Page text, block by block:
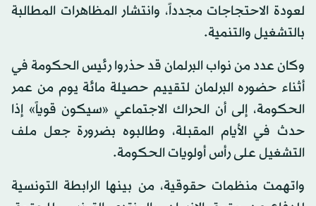
لعودة الاحتجاجات مجدداً، وانتشار المظاهرات المطالبة
بالتشغيل والتنمية.
وكان عدد من نواب البرلمان قد حذروا رئيس الحكومة في
أثناء حضوره البرلمان لتقييم حصيلة مائة يوم من عمر
الحكومة، إلى أن الحراك الاجتماعي «سيكون قوياً» إذا
حدث في الأيام المقبلة، وطالبوه بضرورة جعل ملف
التشغيل على رأس أولويات الحكومة.
واتهمت منظمات حقوقية، من بينها الرابطة التونسية